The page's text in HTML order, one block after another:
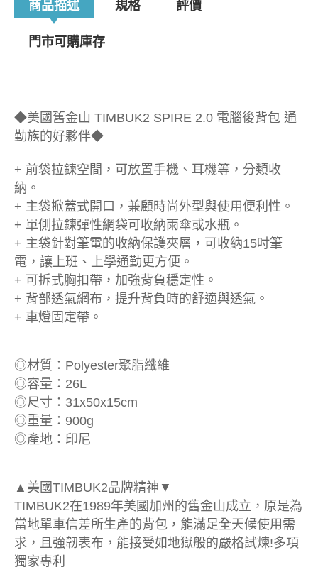
商品描述 規格 評價
門市可購庫存
◆美國舊金山 TIMBUK2 SPIRE 2.0 電腦後背包 通
勤族的好夥伴◆
+ 前袋拉鍊空間，可放置手機、耳機等，分類收
納。
+ 主袋掀蓋式開口，兼顧時尚外型與使用便利性。
+ 單側拉鍊彈性網袋可收納雨傘或水瓶。
+ 主袋針對筆電的收納保護夾層，可收納15吋筆
電，讓上班、上學通勤更方便。
+ 可拆式胸扣帶，加強背負穩定性。
+ 背部透氣網布，提升背負時的舒適與透氣。
+ 車燈固定帶。
◎材質：Polyester聚脂纖維
◎容量：26L
◎尺寸：31x50x15cm
◎重量：900g
◎產地：印尼
▲美國TIMBUK2品牌精神▼
TIMBUK2在1989年美國加州的舊金山成立，原是為
當地單車信差所生產的背包，能滿足全天候使用需
求，且強韌表布，能接受如地獄般的嚴格試煉!多項
獨家專利